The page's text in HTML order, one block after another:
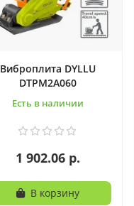
Виброплита DYLLU
DTPM2A060
Есть в наличии
1 902.06 р.
В корзину